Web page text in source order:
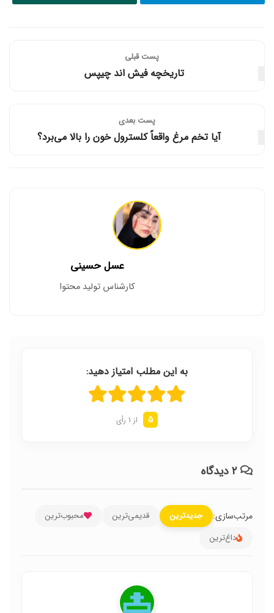
پست قبلی
تاریخچه فیش اند چیپس
پست‌ بعدی
آیا تخم مرغ واقعاً کلسترول خون را بالا می‌برد؟
عسل حسینی
کارشناس تولید محتوا
به این مطلب امتیاز دهید:
5 از 1 رأی
مرتب‌سازی: جدیدترین قدیمی‌ترین
محبوب‌ترین
داغ‌ترین